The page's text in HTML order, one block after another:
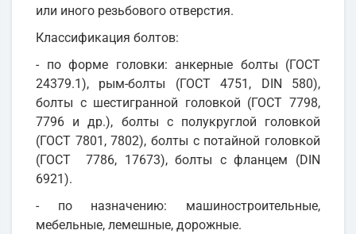
или иного резьбового отверстия.
Классификация болтов:
- по форме головки: анкерные болты (ГОСТ
24379.1), рым-болты (ГОСТ 4751, DIN 580),
болты с шестигранной головкой (ГОСТ 7798,
7796 и др.), болты с полукруглой головкой
(ГОСТ 7801, 7802), болты с потайной головкой
(ГОСТ 7786, 17673), болты с фланцем (DIN
6921).
- по назначению: машиностроительные,
мебельные, лемешные, дорожные.